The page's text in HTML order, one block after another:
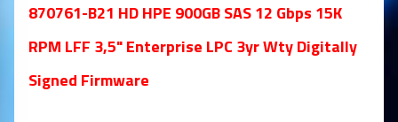
870761-B21 HD HPE 900GB SAS 12 Gbps 15K
RPM LFF 3,5" Enterprise LPC 3yr Wty Digitally
Signed Firmware